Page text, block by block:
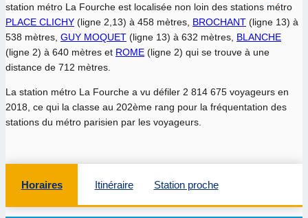
station métro La Fourche est localisée non loin des stations métro
PLACE CLICHY (ligne 2,13) à 458 mètres, BROCHANT (ligne 13) à
538 mètres, GUY MOQUET (ligne 13) à 632 mètres, BLANCHE
(ligne 2) à 640 mètres et ROME (ligne 2) qui se trouve à une
distance de 712 mètres.
La station métro La Fourche a vu défiler 2 814 675 voyageurs en
2018, ce qui la classe au 202ème rang pour la fréquentation des
stations du métro parisien par les voyageurs.
Horaires Itinéraire Station proche